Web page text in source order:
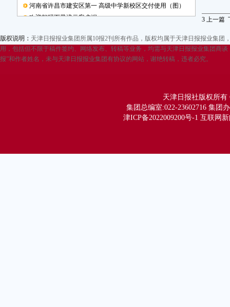
河南省许昌市建安区第一 高级中学新校区交付使用（图）
欢迎扫码下载津云客户端
3 上一篇
版权说明： 天津日报报业集团所属10报2刊所有作品，版权均属于天津日报报业集
用，包括但不限于稿件签约、网络发布、转稿等业务，均需与天津日报报业集团商
报”和作者姓名，未与天津日报报业集团有协议的网站，谢绝转稿，违者必究。
天津日报社版权所有
集团总编室:022-23602716 集团
津ICP备2022009200号-1 互联网